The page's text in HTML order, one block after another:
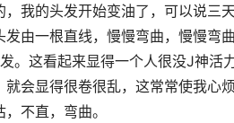
我的头发开始变油了，可以说三
由一根直线，慢慢弯曲，慢慢弯
。这看起来显得一个人很没J神活
会显得很卷很乱，这常常使我心
不直，弯曲。